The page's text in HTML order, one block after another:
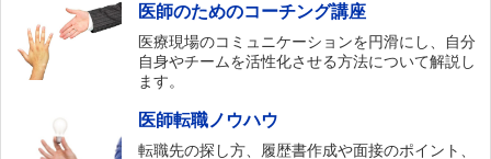
医師のためのコーチング講座
医療現場のコミュニケーションを円滑にし、自分
自身やチームを活性化させる方法について解説し
ます。
医師転職ノウハウ
転職先の探し方、履歴書作成や面接のポイント、